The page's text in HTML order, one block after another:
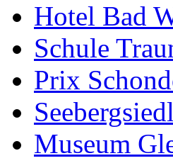
Hotel Bad
Schule
Prix
Museum